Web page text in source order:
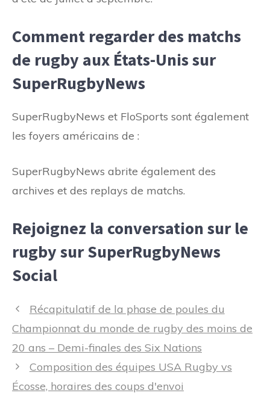
Comment regarder des matchs
de rugby aux États-Unis sur
SuperRugbyNews
SuperRugbyNews et FloSports sont également
les foyers américains de :
SuperRugbyNews abrite également des
archives et des replays de matchs.
Rejoignez la conversation sur le
rugby sur SuperRugbyNews
Social
Navigation
des
Récapitulatif de la phase de poules du
Championnat du monde de rugby des moins de
20 ans – Demi-finales des Six Nations
Composition des équipes USA Rugby vs
Écosse, horaires des coups d'envoi